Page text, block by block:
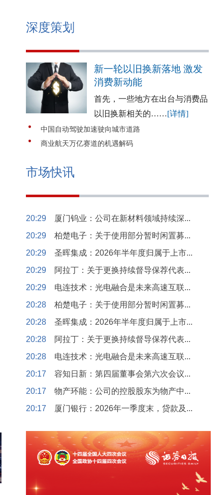
深度策划
新一轮以旧换新落地 激发
消费新动能
首先，一些地方在出台与消费品
以旧换新相关的……[详情]
中国自动驾驶加速驶向城市道路
商业航天万亿赛道的机遇解码
市场快讯
20:29
厦门钨业：公司在新材料领域持续深...
20:29
柏楚电子：关于使用部分暂时闲置募...
20:29
圣晖集成：2026年半年度归属于上市...
20:29
阿拉丁：关于更换持续督导保荐代表...
20:29
电连技术：光电融合是未来高速互联...
20:28
柏楚电子：关于使用部分暂时闲置募...
20:28
圣晖集成：2026年半年度归属于上市...
20:28
阿拉丁：关于更换持续督导保荐代表...
20:28
电连技术：光电融合是未来高速互联...
20:17
容知日新：第四届董事会第六次会议...
20:17
物产环能：公司的控股股东为物产中...
20:17
厦门银行：2026年一季度末，贷款及...